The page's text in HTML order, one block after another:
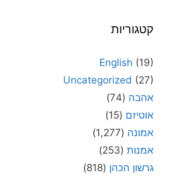
קטגוריות
English (19)
Uncategorized (27)
אהבה (74)
אוטיזם (15)
אמונה (1,277)
אמנות (253)
גרשון הכהן (818)